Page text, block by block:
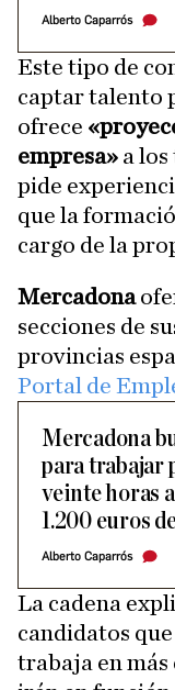
Alberto Caparrós
Este tipo de
captar talento
ofrece
empresa» a
pide
que la
cargo de la
Mercadona
secciones de
provincias
Portal de
Mercadona
para trabajar
veinte horas
1.200 euros
Alberto Caparrós
La cadena
candidatos
trabaja en más